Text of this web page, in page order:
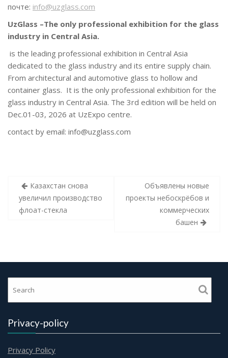
почте: info@uzglass.com
UzGlass –The only professional exhibition for the glass
industry in Central Asia.
is the leading professional exhibition in Central Asia
dedicated to the glass industry and its entire supply chain.
From architectural and automotive glass to hollow and
container glass. It is the only professional exhibition for the
glass industry in Central Asia. The 3rd edition will be held on
Dec.01-03, 2026 at UzExpo centre.
contact by email: info@uzglass.com
Post
navigation
Казахстан снова
увеличил производство
флоат-стекла
Объявлены новые
проекты небоскрёбов и
коммерческих
башен
Privacy-policy
Privacy Policy